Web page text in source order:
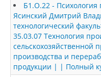
Б1.О.22 -
Ясинский Дмитрий
технологический
35.03.07 Технология
сельскохозяйственной
производства и
продукции | | Полный